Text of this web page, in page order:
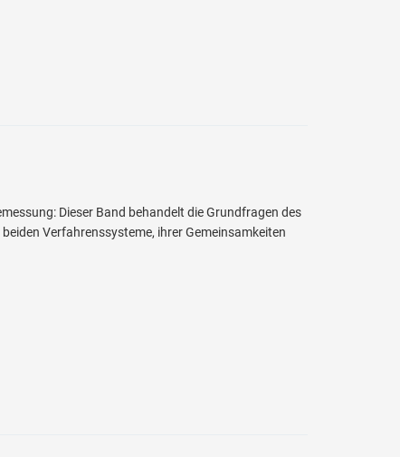
Dieser Band behandelt die Grundfragen des
Verfahrenssysteme, ihrer Gemeinsamkeiten